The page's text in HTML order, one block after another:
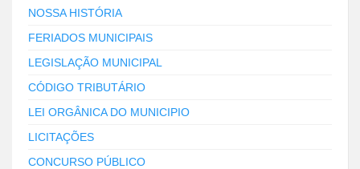
NOSSA HISTÓRIA
FERIADOS MUNICIPAIS
LEGISLAÇÃO MUNICIPAL
CÓDIGO TRIBUTÁRIO
LEI ORGÂNICA DO MUNICIPIO
LICITAÇÕES
CONCURSO PÚBLICO